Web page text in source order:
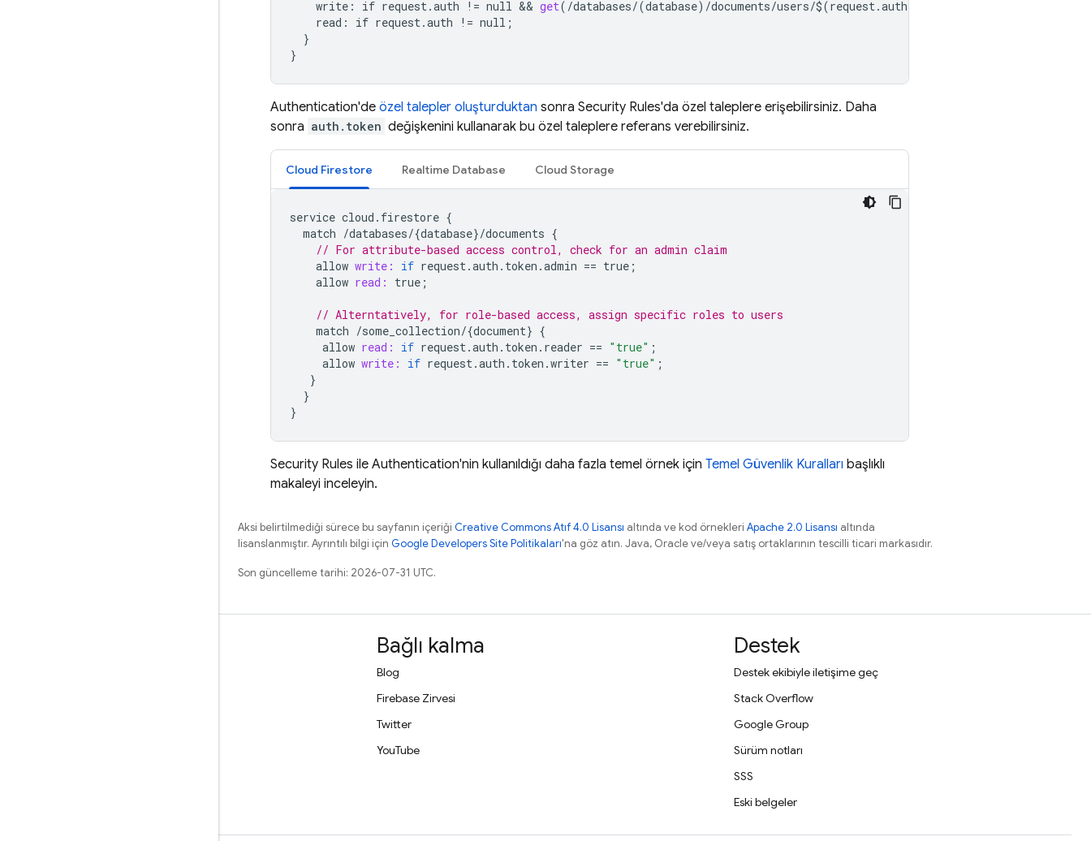
write : if request.auth != null && get( /databases/(database) /documents/users/$(request.auth
read : if request.auth != null ;
}
}
Authentication'de özel talepler oluşturduktan sonra Security Rules'da özel taleplere erişebilirsiniz. Daha
sonra auth.token değişkenini kullanarak bu özel taleplere referans verebilirsiniz.
Cloud Firestore Realtime Database Cloud Storage
service cloud . firestore {
match /databases/{database}/documents {
// For attribute-based access control, check for an admin claim
allow write: if request.auth . token .admin == true ;
allow read: true ;
// Alterntatively, for role-based access, assign specific roles to users
match /some_collection/{document} {
allow read: if request.auth . token . reader == "true" ;
allow write: if request.auth . token .writer == "true" ;
}
}
}
Security Rules ile Authentication'nin kullanıldığı daha fazla temel örnek için Temel Güvenlik Kuralları başlıklı
makaleyi inceleyin.
Aksi belirtilmediği sürece bu sayfanın içeriği Creative Commons Atıf 4.0 Lisansı altında ve kod örnekleri Apache 2.0 Lisansı altında
lisanslanmıştır. Ayrıntılı bilgi için Google Developers Site Politikaları'na göz atın. Java, Oracle ve/veya satış ortaklarının tescilli ticari markasıdır.
Son güncelleme tarihi: 2026-07-31 UTC.
Bağlı kalma
Blog
Firebase Zirvesi
Twitter
YouTube
Destek
Destek ekibiyle iletişime geç
Stack Overflow
Google Group
Sürüm notları
SSS
Eski belgeler